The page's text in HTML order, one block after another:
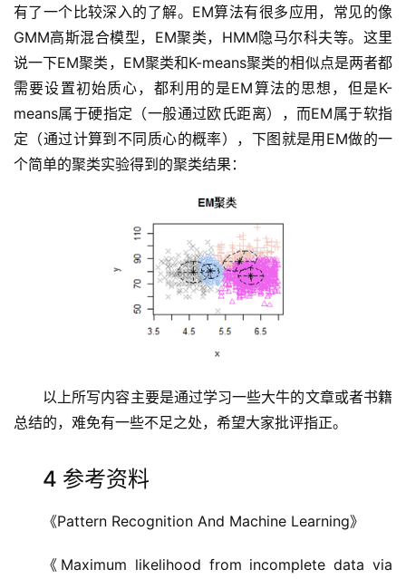
有了一个比较深入的了解。EM算法有很多应用，常见的像
GMM高斯混合模型，EM聚类，HMM隐马尔科夫等。这里
说一下EM聚类，EM聚类和K-means聚类的相似点是两者都
需要设置初始质心，都利用的是EM算法的思想，但是K-
means属于硬指定（一般通过欧氏距离），而EM属于软指
定（通过计算到不同质心的概率），下图就是用EM做的一
个简单的聚类实验得到的聚类结果：
以上所写内容主要是通过学习一些大牛的文章或者书籍
总结的，难免有一些不足之处，希望大家批评指正。
4 参考资料
《Pattern Recognition And Machine Learning》
《Maximum likelihood from incomplete data via